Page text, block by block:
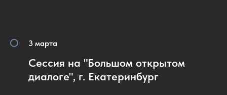
3 марта
Сессия на "Большом открытом
диалоге", г. Екатеринбург